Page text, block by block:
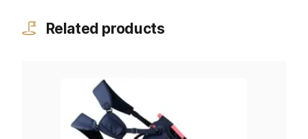
Related products